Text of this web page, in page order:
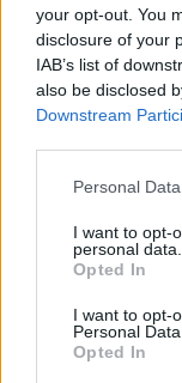
your opt-out. You
disclosure of your
IAB’s list of
also be disclosed
Downstream
Personal
I want to opt-
personal data.
Opted In
I want to opt-
Personal Data.
Opted In
18:58
Ένας σοβαρά
Ηλεία
Η πρώτη ομάδα
πατέρα του Μέσι
Τα «Παραμύθια
18:38
Μυστήριο 3.500
πρόλαβε να